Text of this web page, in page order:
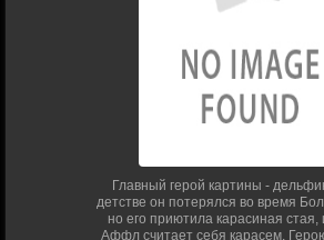
Главный герой картины -
детстве он потерялся во время
но его приютила карасиная стая,
Аффл считает себя карасем.